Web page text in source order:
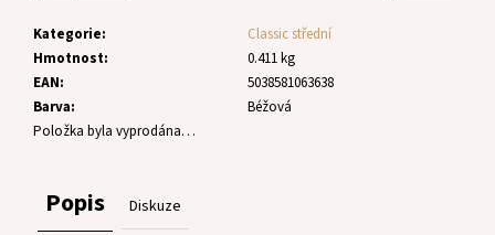
Kategorie:
Classic střední
Hmotnost:
0.411 kg
EAN:
5038581063638
Barva:
Béžová
Položka byla vyprodána…
Popis Diskuze